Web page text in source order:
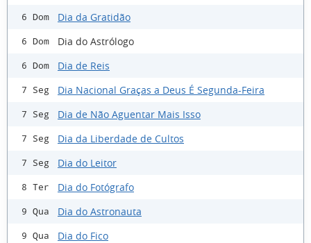
6 Dom Dia da Gratidão
6 Dom Dia do Astrólogo
6 Dom Dia de Reis
7 Seg Dia Nacional Graças a Deus É Segunda-Feira
7 Seg Dia de Não Aguentar Mais Isso
7 Seg Dia da Liberdade de Cultos
7 Seg Dia do Leitor
8 Ter Dia do Fotógrafo
9 Qua Dia do Astronauta
9 Qua Dia do Fico